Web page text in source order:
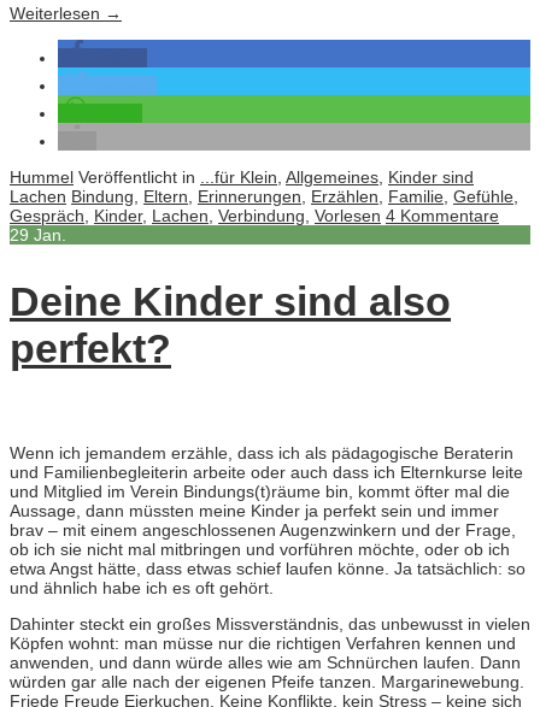
Weiterlesen →
Hummel Veröffentlicht in ...für Klein, Allgemeines, Kinder sind
Lachen Bindung, Eltern, Erinnerungen, Erzählen, Familie, Gefühle,
Gespräch, Kinder, Lachen, Verbindung, Vorlesen 4 Kommentare
29 Jan.
Deine Kinder sind also
perfekt?
Wenn ich jemandem erzähle, dass ich als pädagogische Beraterin
und Familienbegleiterin arbeite oder auch dass ich Elternkurse leite
und Mitglied im Verein Bindungs(t)räume bin, kommt öfter mal die
Aussage, dann müssten meine Kinder ja perfekt sein und immer
brav – mit einem angeschlossenen Augenzwinkern und der Frage,
ob ich sie nicht mal mitbringen und vorführen möchte, oder ob ich
etwa Angst hätte, dass etwas schief laufen könne. Ja tatsächlich: so
und ähnlich habe ich es oft gehört.
Dahinter steckt ein großes Missverständnis, das unbewusst in vielen
Köpfen wohnt: man müsse nur die richtigen Verfahren kennen und
anwenden, und dann würde alles wie am Schnürchen laufen. Dann
würden gar alle nach der eigenen Pfeife tanzen. Margarinewebung.
Friede Freude Eierkuchen. Keine Konflikte, kein Stress – keine sich